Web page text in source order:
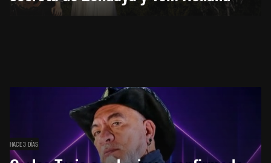
HACE 3 DÍAS